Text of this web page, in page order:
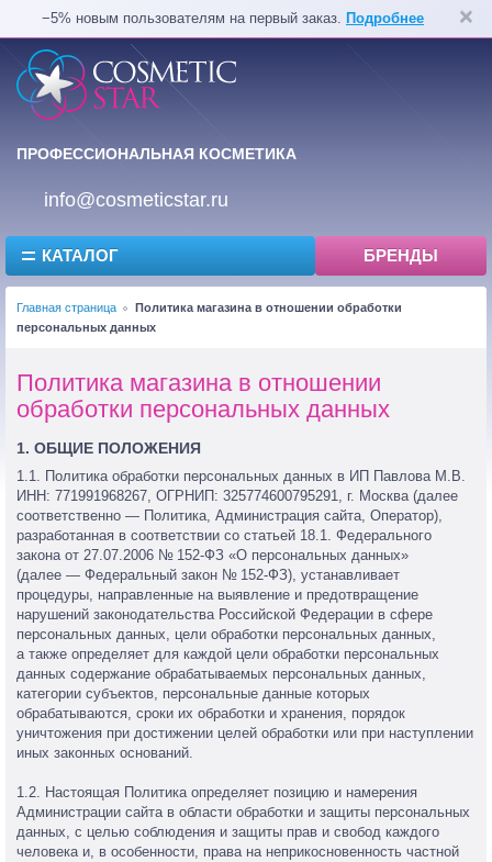
−5% новым пользователям на первый заказ. Подробнее
ПРОФЕССИОНАЛЬНАЯ КОСМЕТИКА
info@cosmeticstar.ru
КАТАЛОГ БРЕНДЫ
Главная страница
Политика магазина в отношении обработки
персональных данных
Политика магазина в отношении
обработки персональных данных
1. ОБЩИЕ ПОЛОЖЕНИЯ
1.1. Политика обработки персональных данных в ИП Павлова М.В.
ИНН: 771991968267, ОГРНИП: 325774600795291, г. Москва (далее
соответственно — Политика, Администрация сайта, Оператор),
разработанная в соответствии со статьей 18.1. Федерального
закона от 27.07.2006 № 152-ФЗ «О персональных данных»
(далее — Федеральный закон № 152-ФЗ), устанавливает
процедуры, направленные на выявление и предотвращение
нарушений законодательства Российской Федерации в сфере
персональных данных, цели обработки персональных данных,
а также определяет для каждой цели обработки персональных
данных содержание обрабатываемых персональных данных,
категории субъектов, персональные данные которых
обрабатываются, сроки их обработки и хранения, порядок
уничтожения при достижении целей обработки или при наступлении
иных законных оснований.
1.2. Настоящая Политика определяет позицию и намерения
Администрации сайта в области обработки и защиты персональных
данных, с целью соблюдения и защиты прав и свобод каждого
человека и, в особенности, права на неприкосновенность частной